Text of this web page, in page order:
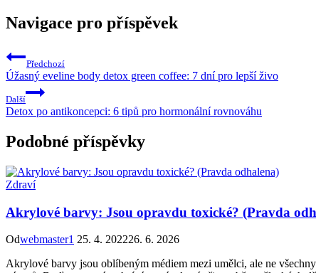
Navigace pro příspěvek
Předchozí
Úžasný eveline body detox green coffee: 7 dní pro lepší živo
Další
Detox po antikoncepci: 6 tipů pro hormonální rovnováhu
Podobné příspěvky
Zdraví
Akrylové barvy: Jsou opravdu toxické? (Pravda
Odwebmaster1 25. 4. 202226. 6. 2026
Akrylové barvy jsou oblíbeným médiem mezi umělci, ale ne